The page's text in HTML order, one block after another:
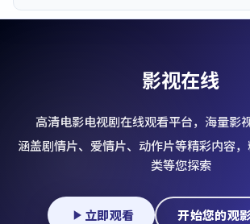
影视在线
高清电影电视剧在线观看平台，海量影
涵盖剧情片、爱情片、动作片等精彩内容
类等您探索
立即观看 开始您的观